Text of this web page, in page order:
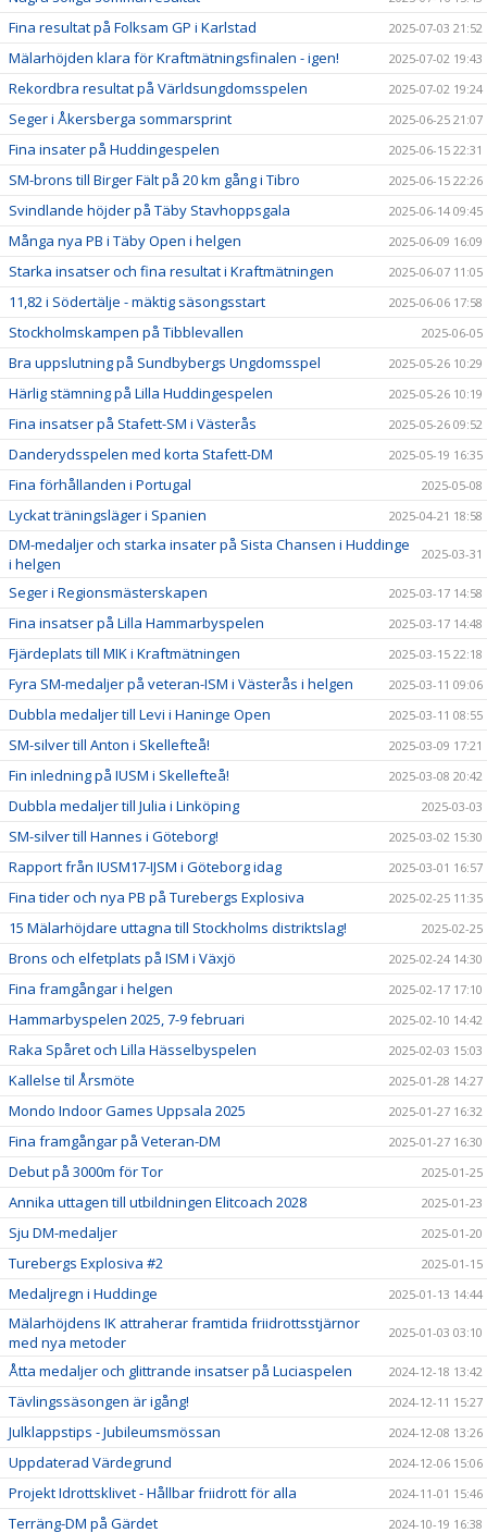
Fina resultat på Folksam GP i Karlstad 2025-07-03 21:52
Mälarhöjden klara för Kraftmätningsfinalen - igen! 2025-07-02 19:43
Rekordbra resultat på Världsungdomsspelen 2025-07-02 19:24
Seger i Åkersberga sommarsprint 2025-06-25 21:07
Fina insater på Huddingespelen 2025-06-15 22:31
SM-brons till Birger Fält på 20 km gång i Tibro 2025-06-15 22:26
Svindlande höjder på Täby Stavhoppsgala 2025-06-14 09:45
Många nya PB i Täby Open i helgen 2025-06-09 16:09
Starka insatser och fina resultat i Kraftmätningen 2025-06-07 11:05
11,82 i Södertälje - mäktig säsongsstart 2025-06-06 17:58
Stockholmskampen på Tibblevallen 2025-06-05
Bra uppslutning på Sundbybergs Ungdomsspel 2025-05-26 10:29
Härlig stämning på Lilla Huddingespelen 2025-05-26 10:19
Fina insatser på Stafett-SM i Västerås 2025-05-26 09:52
Danderydsspelen med korta Stafett-DM 2025-05-19 16:35
Fina förhållanden i Portugal 2025-05-08
Lyckat träningsläger i Spanien 2025-04-21 18:58
DM-medaljer och starka insater på Sista Chansen i Huddinge
i helgen
2025-03-31
Seger i Regionsmästerskapen 2025-03-17 14:58
Fina insatser på Lilla Hammarbyspelen 2025-03-17 14:48
Fjärdeplats till MIK i Kraftmätningen 2025-03-15 22:18
Fyra SM-medaljer på veteran-ISM i Västerås i helgen 2025-03-11 09:06
Dubbla medaljer till Levi i Haninge Open 2025-03-11 08:55
SM-silver till Anton i Skellefteå! 2025-03-09 17:21
Fin inledning på IUSM i Skellefteå! 2025-03-08 20:42
Dubbla medaljer till Julia i Linköping 2025-03-03
SM-silver till Hannes i Göteborg! 2025-03-02 15:30
Rapport från IUSM17-IJSM i Göteborg idag 2025-03-01 16:57
Fina tider och nya PB på Turebergs Explosiva 2025-02-25 11:35
15 Mälarhöjdare uttagna till Stockholms distriktslag! 2025-02-25
Brons och elfetplats på ISM i Växjö 2025-02-24 14:30
Fina framgångar i helgen 2025-02-17 17:10
Hammarbyspelen 2025, 7-9 februari 2025-02-10 14:42
Raka Spåret och Lilla Hässelbyspelen 2025-02-03 15:03
Kallelse til Årsmöte 2025-01-28 14:27
Mondo Indoor Games Uppsala 2025 2025-01-27 16:32
Fina framgångar på Veteran-DM 2025-01-27 16:30
Debut på 3000m för Tor 2025-01-25
Annika uttagen till utbildningen Elitcoach 2028 2025-01-23
Sju DM-medaljer 2025-01-20
Turebergs Explosiva #2 2025-01-15
Medaljregn i Huddinge 2025-01-13 14:44
Mälarhöjdens IK attraherar framtida friidrottsstjärnor
med nya metoder
2025-01-03 03:10
Åtta medaljer och glittrande insatser på Luciaspelen 2024-12-18 13:42
Tävlingssäsongen är igång! 2024-12-11 15:27
Julklappstips - Jubileumsmössan 2024-12-08 13:26
Uppdaterad Värdegrund 2024-12-06 15:06
Projekt Idrottsklivet - Hållbar friidrott för alla 2024-11-01 15:46
Terräng-DM på Gärdet 2024-10-19 16:38